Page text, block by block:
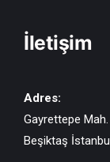
İletişim
Adres:
Gayrettepe
Beşiktaş